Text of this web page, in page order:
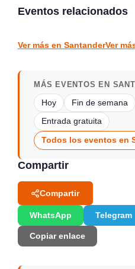
Eventos relacionados
Mazcuerras
Ver más en SantanderVer
MÁS EVENTOS EN
Hoy Fin de semana
Entrada gratuita
Todos los eventos en
Compartir
Compartir
WhatsApp Telegram
Copiar enlace